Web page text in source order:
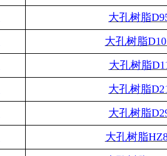
大孔树脂
大孔树脂
大孔树脂
大孔树脂
大孔树脂
大孔树脂